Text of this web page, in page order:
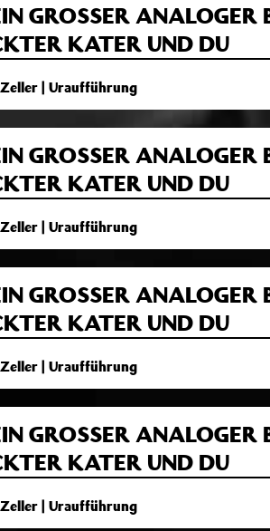
GROSSER ANALOGER
KATER UND DU
| Uraufführung
GROSSER ANALOGER
KATER UND DU
| Uraufführung
GROSSER ANALOGER
KATER UND DU
| Uraufführung
GROSSER ANALOGER
KATER UND DU
| Uraufführung